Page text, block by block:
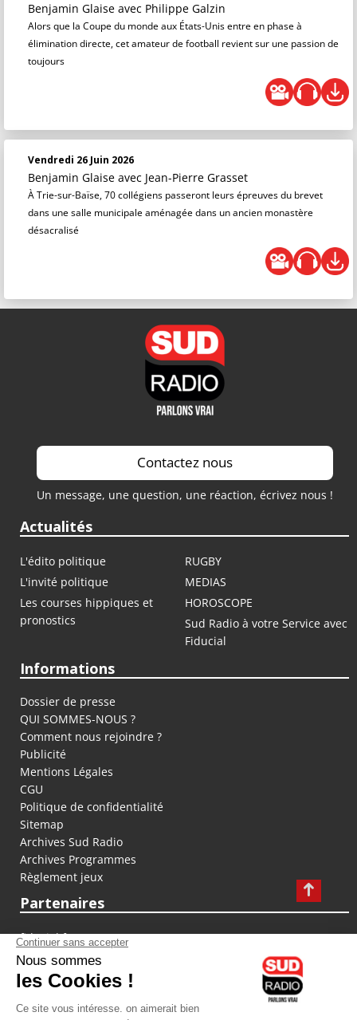
Benjamin Glaise avec Philippe Galzin
Alors que la Coupe du monde aux États-Unis entre en phase à
élimination directe, cet amateur de football revient sur une passion de
toujours
Vendredi 26 Juin 2026
Benjamin Glaise avec Jean-Pierre Grasset
À Trie-sur-Baïse, 70 collégiens passeront leurs épreuves du brevet
dans une salle municipale aménagée dans un ancien monastère
désacralisé
Contactez nous
Un message, une question, une réaction, écrivez nous !
Actualités
L'édito politique
RUGBY
L'invité politique
MEDIAS
Les courses hippiques et
pronostics
HOROSCOPE
Sud Radio à votre Service avec
Fiducial
Informations
Dossier de presse
QUI SOMMES-NOUS ?
Comment nous rejoindre ?
Publicité
Mentions Légales
CGU
Politique de confidentialité
Sitemap
Archives Sud Radio
Archives Programmes
Règlement jeux
Partenaires
fiducial.fr
lyoncapitale.fr
olympique-et-lyonnais.com
L'application Iphone / Android